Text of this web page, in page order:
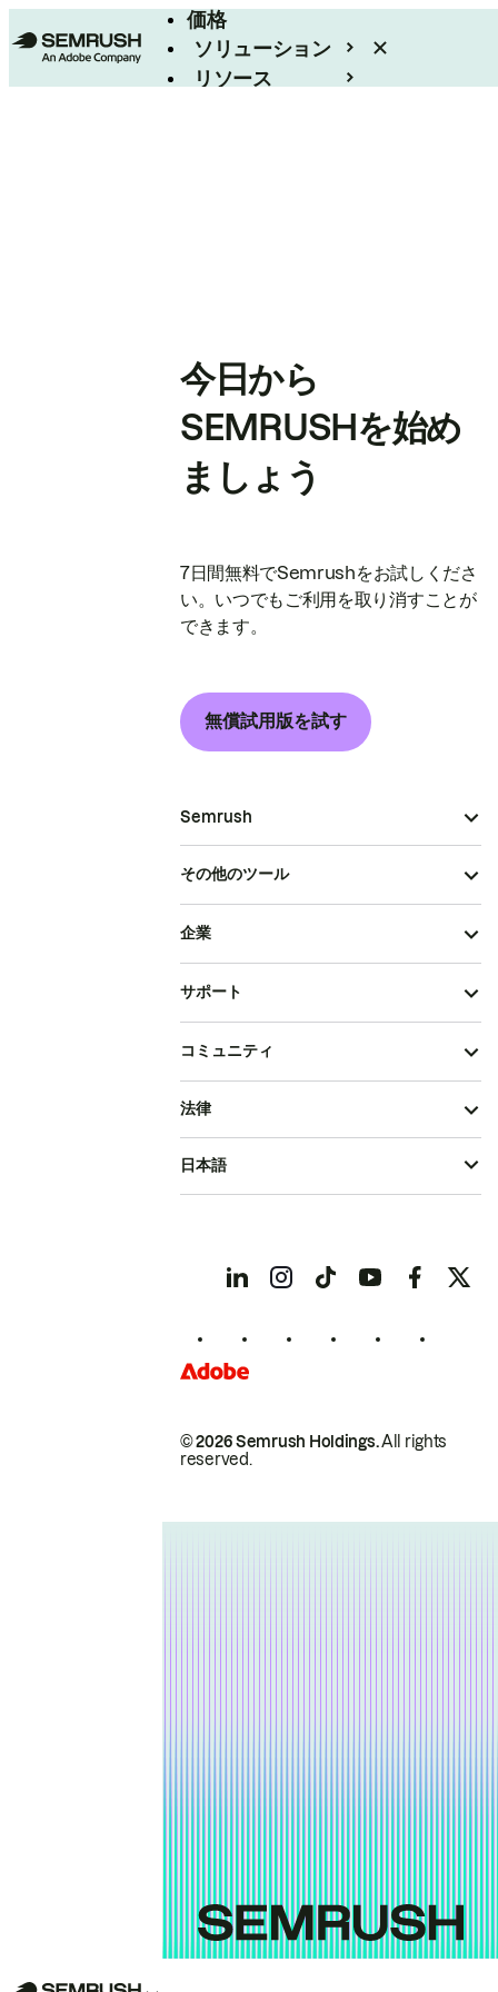
価格
ソリューション
リソース
今日から
SEMRUSHを始め
ましょう
7日間無料でSemrushをお試しくださ
い。いつでもご利用を取り消すことが
できます。
無償試用版を試す
Semrush
その他のツール
企業
サポート
コミュニティ
© 2026 Semrush Holdings.All rights
reserved.
法律
日本語